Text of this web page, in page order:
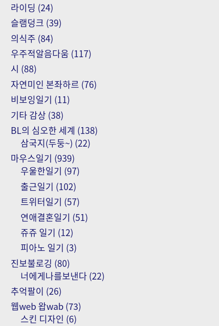
라이딩 (24)
슬램덩크 (39)
의식주 (84)
우주적알음다움 (117)
시 (88)
자연미인 본좌하르 (76)
비보잉일기 (11)
기타 감상 (38)
BL의 심오한 세계 (138)
삼국지(두둥~) (22)
마우스일기 (939)
우울한일기 (97)
출근일기 (102)
트위터일기 (57)
연애결혼일기 (51)
쥬쥬 일기 (12)
피아노 일기 (3)
진보불로깅 (80)
너에게나를보낸다 (22)
추억팔이 (26)
웹web 왑wab(73)
스킨 디자인 (6)